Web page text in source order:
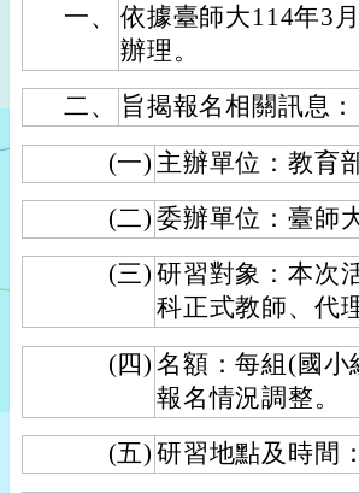
一、
依據臺師大114年3
辦理。
二、
旨揭報名相關訊息：
(一) 主辦單位：教育
(二) 委辦單位：臺師
(三) 研習對象：本次
科正式教師、代
(四) 名額：每組(國小
報名情況調整。
(五) 研習地點及時間：